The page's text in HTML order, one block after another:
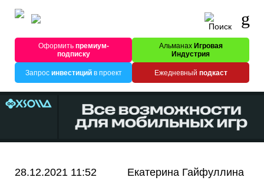
Оформитьпремиум-
подписку
Альманах Игровая
Индустрия
Запрос инвестицийв проект Ежедневный подкаст
28.12.2021 11:52 Екатерина Гайфуллина